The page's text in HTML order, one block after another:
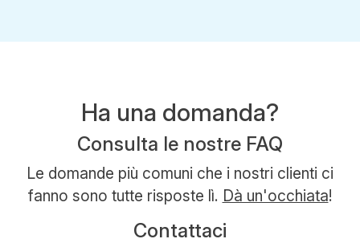
Ha una domanda?
Consulta le nostre FAQ
Le domande più comuni che i nostri clienti ci
fanno sono tutte risposte lì. Dà un'occhiata!
Contattaci